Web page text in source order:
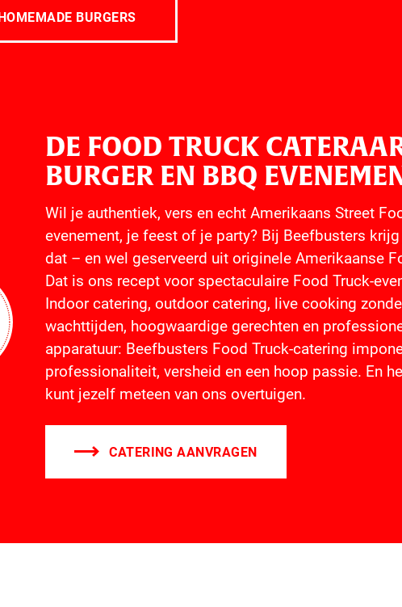
BURGERS
DE FOOD TRUCK
BURGER EN BBQ
Wil je authentiek, vers en echt Amerikaans Street
evenement, je feest of je party? Bij Beefbusters
dat – en wel geserveerd uit originele Amerikaanse
Dat is ons recept voor spectaculaire Food Truck-
Indoor catering, outdoor catering, live cooking
wachttijden, hoogwaardige gerechten en
apparatuur: Beefbusters Food Truck-catering
professionaliteit, versheid en een hoop passie. En
kunt jezelf meteen van ons overtuigen.
CATERING AANVRAGEN